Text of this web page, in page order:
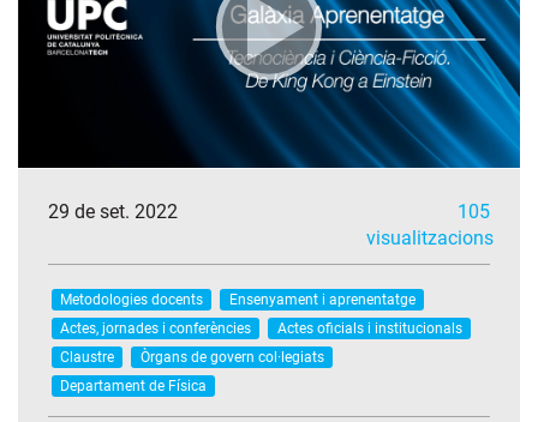
29 de set. 2022
105
visualitzacions
Metodologies docents
Ensenyament i aprenentatge
Actes, jornades i conferències
Actes oficials i institucionals
Claustre
Òrgans de govern col·legiats
Departament de Física